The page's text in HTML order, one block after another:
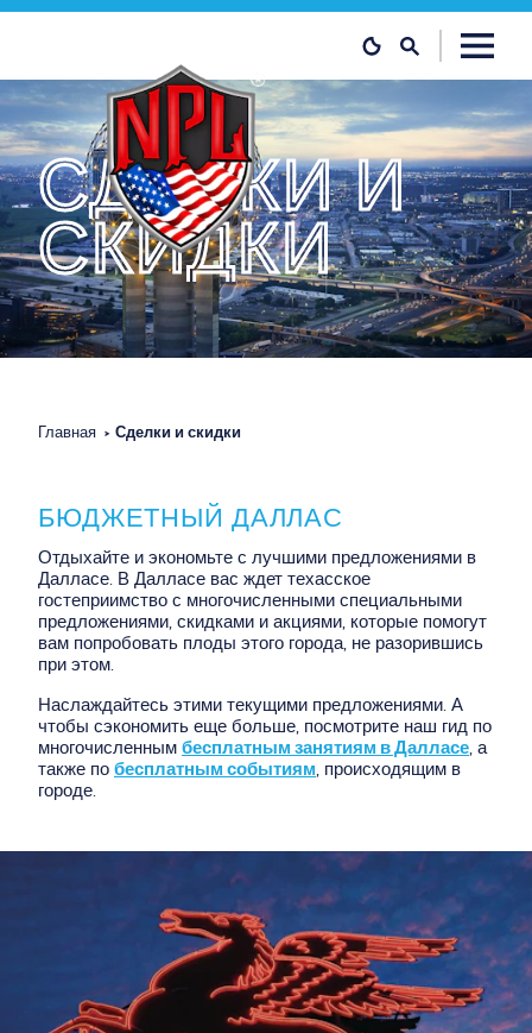
СДЕЛКИ И
СКИДКИ
Главная Сделки и скидки
БЮДЖЕТНЫЙ ДАЛЛАС
Отдыхайте и экономьте с лучшими предложениями в
Далласе. В Далласе вас ждет техасское
гостеприимство с многочисленными специальными
предложениями, скидками и акциями, которые помогут
вам попробовать плоды этого города, не разорившись
при этом.
Наслаждайтесь этими текущими предложениями. А
чтобы сэкономить еще больше, посмотрите наш гид по
многочисленным бесплатным занятиям в Далласе, а
также по бесплатным событиям, происходящим в
городе.